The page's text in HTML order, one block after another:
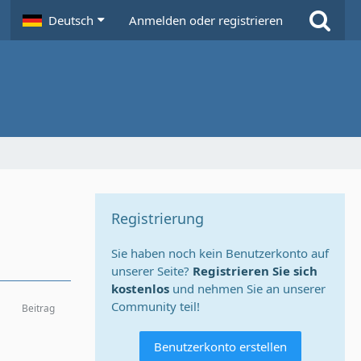
Deutsch Anmelden oder registrieren
Beitrag
Registrierung
Sie haben noch kein Benutzerkonto auf
unserer Seite? Registrieren Sie sich
kostenlos und nehmen Sie an unserer
Community teil!
Benutzerkonto erstellen